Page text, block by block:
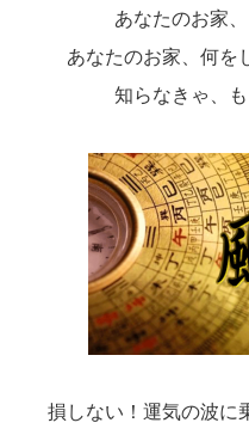
あなたのお家
あなたのお家、何を
知らなきゃ、
損しない！運気の波に